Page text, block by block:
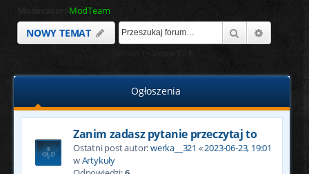
ModTeam
NOWY TEMAT Szukaj
Ogłoszenia
Zanim zadasz pytanie przeczytaj to
Ostatni post autor:werka__321 «2023-06-23, 19:01
wArtykuły